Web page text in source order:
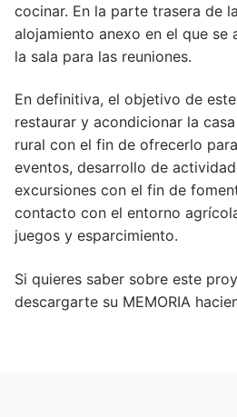
cocinar. En la parte trasera de
alojamiento anexo en el que se
la sala para las reuniones.
En definitiva, el objetivo de
restaurar y acondicionar la
rural con el fin de ofrecerlo
eventos, desarrollo de
excursiones con el fin de
contacto con el entorno
juegos y esparcimiento.
Si quieres saber sobre este
descargarte su MEMORIA